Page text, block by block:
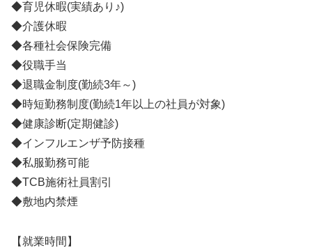
◆育児休暇(実績あり♪)
◆介護休暇
◆各種社会保険完備
◆役職手当
◆退職金制度(勤続3年～)
◆時短勤務制度(勤続1年以上の社員が対象)
◆健康診断(定期健診)
◆インフルエンザ予防接種
◆私服勤務可能
◆TCB施術社員割引
◆敷地内禁煙
【就業時間】